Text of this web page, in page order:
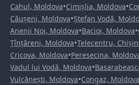
Cahul, Moldova•Cimișlia, Moldova•
Căușeni, Moldova•Ștefan Vodă,
Anenii Noi, Moldova•Bacioi, Moldova•
Țînțăreni, Moldova•Telecentru,
Cricova, Moldova•Peresecina,
Vadul lui Vodă, Moldova•
Vulcănești, Moldova•Congaz, Moldova